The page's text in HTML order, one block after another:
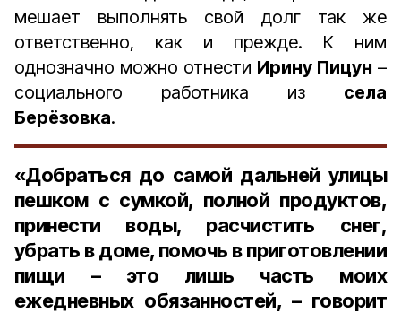
мешает выполнять свой долг так же
ответственно, как и прежде. К ним
однозначно можно отнести Ирину Пицун –
социального работника из села
Берёзовка.
«Добраться до самой дальней улицы
пешком с сумкой, полной продуктов,
принести воды, расчистить снег,
убрать в доме, помочь в приготовлении
пищи – это лишь часть моих
ежедневных обязанностей, – говорит